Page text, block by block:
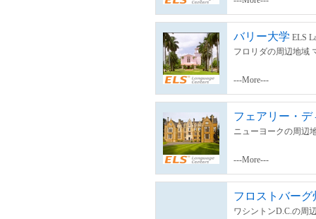
バリー大学 ELS
フロリダの周辺地域
---More---
フェアリー・
ニューヨークの周辺
---More---
フロストバーグ
ワシントンD.C.の周